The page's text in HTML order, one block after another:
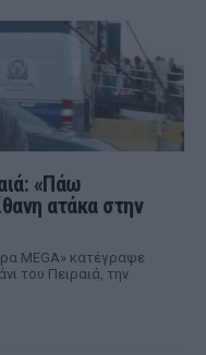
«Πάω
ατάκα στην
MEGA» κατέγραψε
του Πειραιά, την